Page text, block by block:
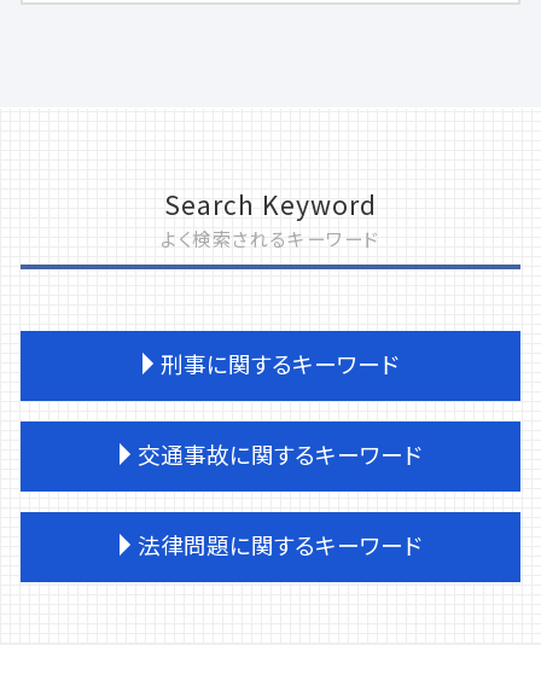
Search Keyword
よく検索されるキーワード
刑事に関するキーワード
刑事事件 流れ
松戸市 刑事事件
刑事事件 流れ 裁判
刑事事件 訴えたい
交通事故に関するキーワード
交通事故 同意書
交通事故 弁護士費用
法律問題に関するキーワード